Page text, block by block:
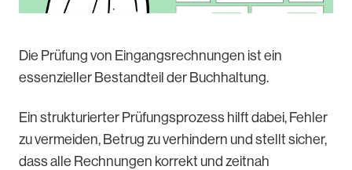
Die Prüfung von Eingangsrechnungen ist ein
essenzieller Bestandteil der Buchhaltung.
Ein strukturierter Prüfungsprozess hilft dabei, Fehler
zu vermeiden, Betrug zu verhindern und stellt sicher,
dass alle Rechnungen korrekt und zeitnah